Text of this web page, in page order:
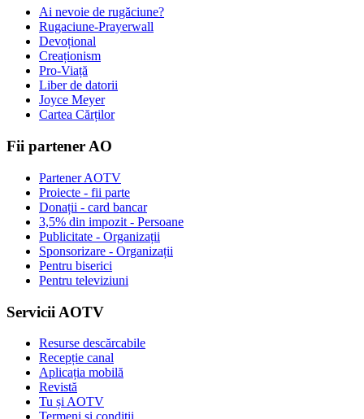
Ai nevoie de rugăciune?
Rugaciune-Prayerwall
Devoțional
Creaționism
Pro-Viață
Liber de datorii
Joyce Meyer
Cartea Cărților
Fii partener AO
Partener AOTV
Proiecte - fii parte
Donații - card bancar
3,5% din impozit - Persoane
Publicitate - Organizații
Sponsorizare - Organizații
Pentru biserici
Pentru televiziuni
Servicii AOTV
Resurse descărcabile
Recepție canal
Aplicația mobilă
Revistă
Tu și AOTV